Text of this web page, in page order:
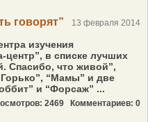
говорят” 13 февраля 2014
изучения
центр”, в списке лучших
Спасибо, что живой”,
“Мамы” и две
и “Форсаж” ...
2469 Комментариев: 0